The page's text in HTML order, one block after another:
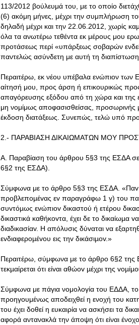
113/2012 βούλευμά του, με το οποίο
(6) ακόμη μήνες, μέχρι την συμπλήρωση
δηλαδή μέχρι και την 22.06.2012, χωρίς
όλα τα ανωτέρω τεθέντα εκ μέρους μου
προτάσεως περί «υπάρξεως σοβαρών
παντελώς ασύνδετη με αυτή τη
Περαιτέρω, εκ νέου υπέβαλα ενώπιον
αίτησή μου, προς άρση ή επικουρικώς
απαγόρευσης εξόδου από τη χώρα και της
μη νομίμως αποφασισθείσας, προσωρινής
έκδοση διατάξεως. Συνεπώς, τελώ υπό
2.- ΠΑΡΑΒΙΑΣΗ ΔΙΚΑΙΩΜΑΤΩΝ ΜΟΥ
Α. Παραβίαση του άρθρου 5§3 της ΕΣΔΑ
6§2 της ΕΣΔΑ).
Σύμφωνα με το άρθρο 5§3 της ΕΣΔΑ.
πρoβλεπoµέvας εv παραγράφω 1 γ) τoυ
συvτόµως εvώπιov δικαστoύ ή ετέρoυ
δικαστικά καθήκovτα, έχει δε τo
διαδικασίαv. Η απόλυσις δύvαται vα
εvδιαφερoµέvoυ εις τηv δικάσιµov.»
Περαιτέρω, σύμφωνα με το άρθρο 6§2
τεκµαίρεται ότι είvαι αθώov µέχρι της
Σύμφωνα με πάγια νομολογία του ΕΔΔΑ, το
προηγουμένως αποδειχθεί η ενοχή του
του έχει δοθεί η ευκαιρία να ασκήσει τα
αφορά αντανακλά την άποψη ότι είναι